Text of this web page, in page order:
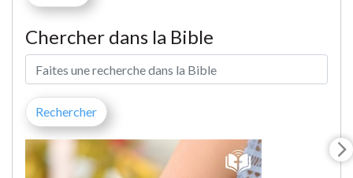
Chercher dans la Bible